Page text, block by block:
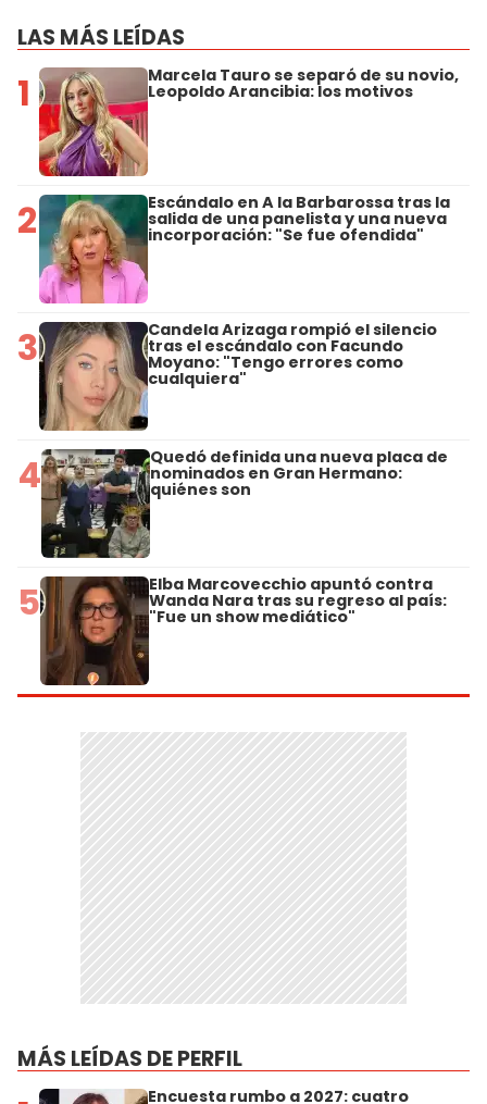
LAS MÁS LEÍDAS
1 Marcela Tauro se separó de su novio,
Leopoldo Arancibia: los motivos
2 Escándalo en A la Barbarossa tras la
salida de una panelista y una nueva
incorporación: "Se fue ofendida"
3 Candela Arizaga rompió el silencio
tras el escándalo con Facundo
Moyano: "Tengo errores como
cualquiera"
4 Quedó definida una nueva placa de
nominados en Gran Hermano:
quiénes son
5 Elba Marcovecchio apuntó contra
Wanda Nara tras su regreso al país:
"Fue un show mediático"
MÁS LEÍDAS DE PERFIL
Encuesta rumbo a 2027: cuatro